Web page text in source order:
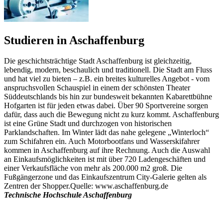
Studieren in Aschaffenburg
Die geschichtsträchtige Stadt Aschaffenburg ist gleichzeitig,
lebendig, modern, beschaulich und traditionell. Die Stadt am Fluss
und hat viel zu bieten – z.B. ein breites kulturelles Angebot - vom
anspruchsvollen Schauspiel in einem der schönsten Theater
Süddeutschlands bis hin zur bundesweit bekannten Kabarettbühne
Hofgarten ist für jeden etwas dabei. Über 90 Sportvereine sorgen
dafür, dass auch die Bewegung nicht zu kurz kommt. Aschaffenburg
ist eine Grüne Stadt und durchzogen von historischen
Parklandschaften. Im Winter lädt das nahe gelegene „Winterloch“
zum Schifahren ein. Auch Motorbootfans und Wasserskifahrer
kommen in Aschaffenburg auf ihre Rechnung. Auch die Auswahl
an Einkaufsmöglichkeiten ist mit über 720 Ladengeschäften und
einer Verkaufsfläche von mehr als 200.000 m2 groß. Die
Fußgängerzone und das Einkaufszentrum City-Galerie gelten als
Zentren der Shopper.Quelle: www.aschaffenburg.de
Technische Hochschule Aschaffenburg